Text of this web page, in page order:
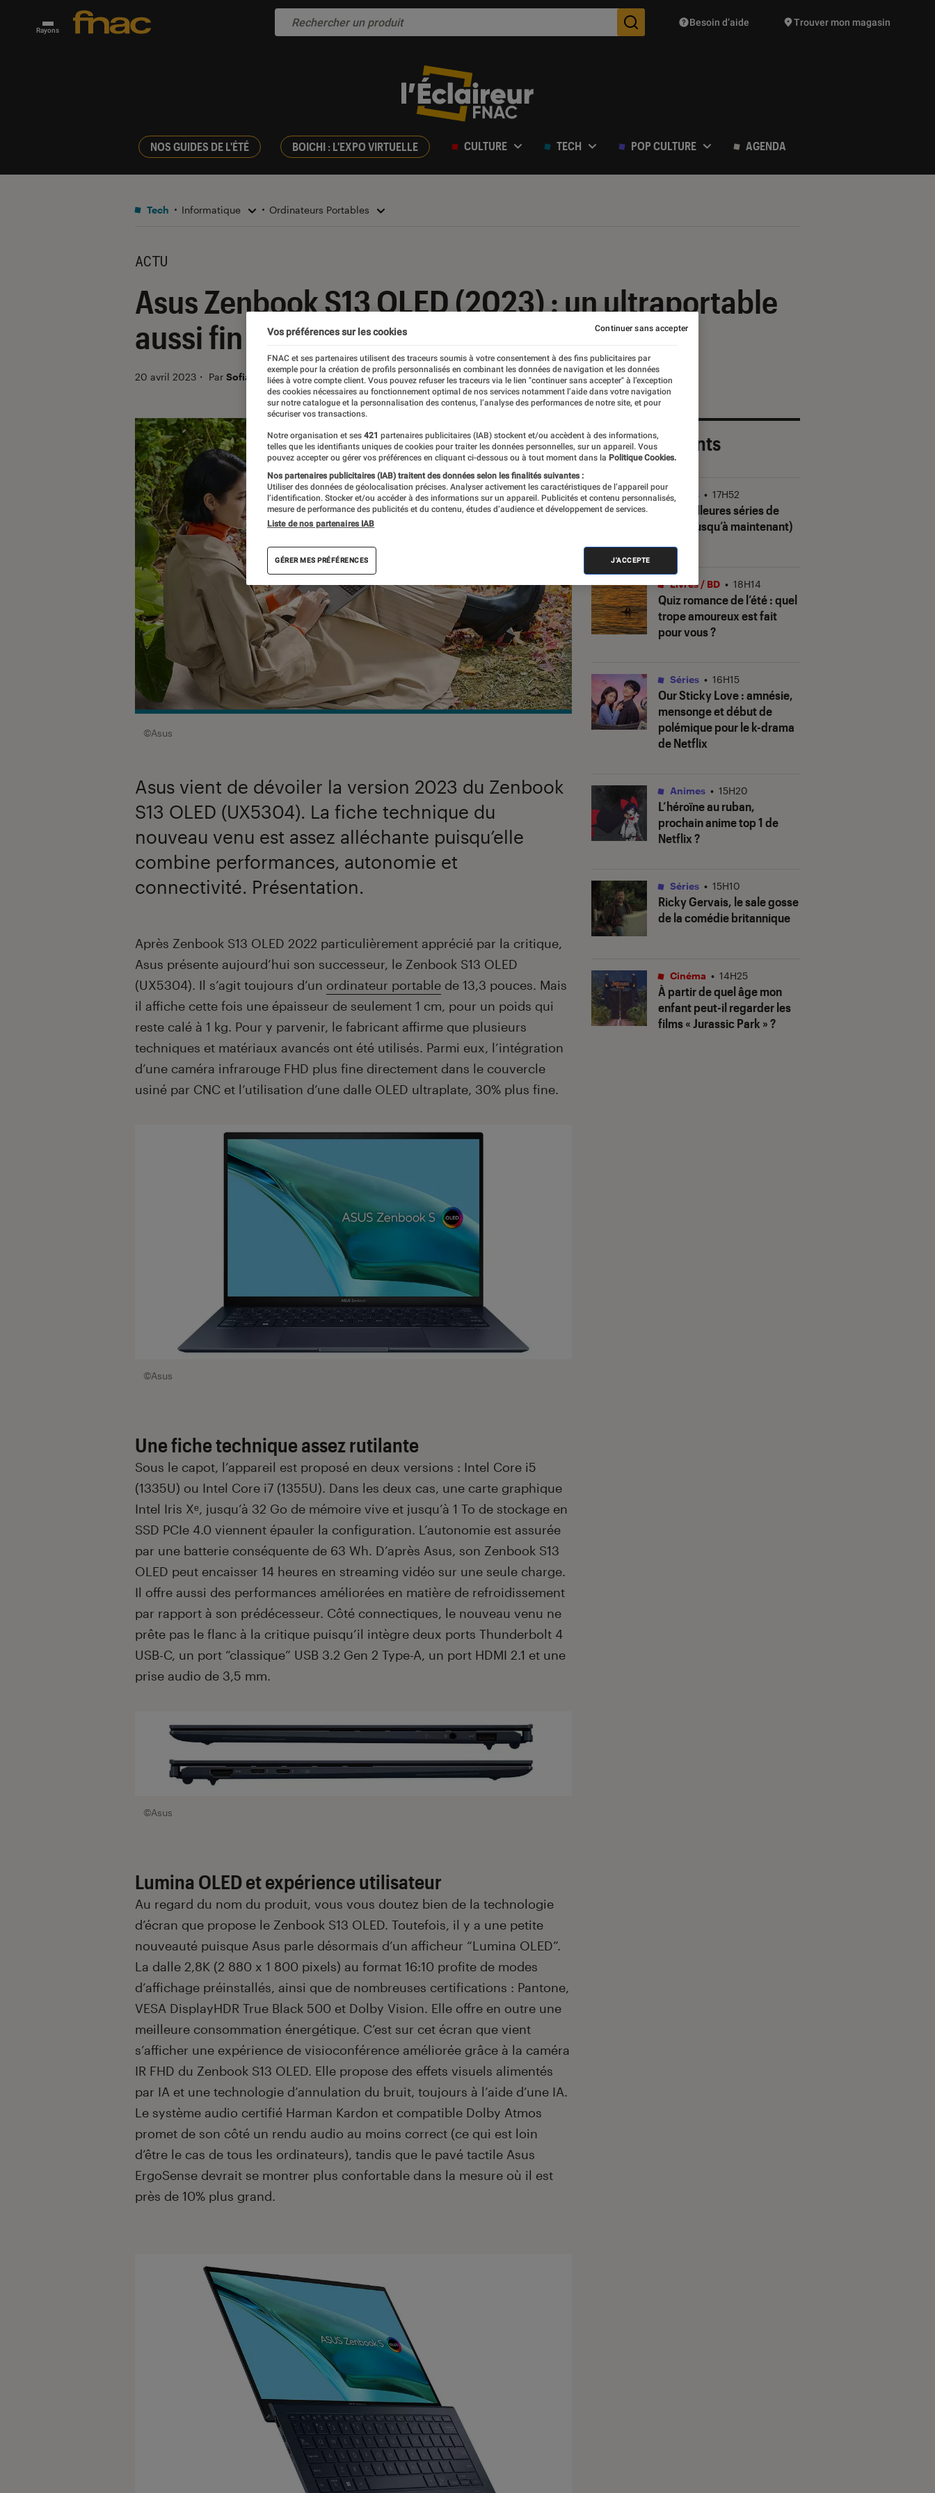
Rayons Des suggestions de produits vont vous être proposées
Besoin d’aide Trouver mon magasin
NOS GUIDES DE L'ÉTÉ BOICHI : L'EXPO VIRTUELLE CULTURE TECH POP CULTURE AGENDA
Tech Informatique Ordinateurs Portables
ACTU
Asus Zenbook S13 OLED (2023) : un ultraportable
aussi fin que prometteur
20 avril 2023 ・ Par Sofian Nouira
©Asus
Asus vient de dévoiler la version 2023 du Zenbook
S13 OLED (UX5304). La fiche technique du
nouveau venu est assez alléchante puisqu’elle
combine performances, autonomie et
connectivité. Présentation.
Introduction
Après Zenbook S13 OLED 2022 particulièrement apprécié par la critique,
Asus présente aujourd’hui son successeur, le Zenbook S13 OLED
(UX5304). Il s’agit toujours d’un ordinateur portable de 13,3 pouces. Mais
il affiche cette fois une épaisseur de seulement 1 cm, pour un poids qui
reste calé à 1 kg. Pour y parvenir, le fabricant affirme que plusieurs
techniques et matériaux avancés ont été utilisés. Parmi eux, l’intégration
d’une caméra infrarouge FHD plus fine directement dans le couvercle
usiné par CNC et l’utilisation d’une dalle OLED ultraplate, 30% plus fine.
©Asus
Une fiche technique assez rutilante
Sous le capot, l’appareil est proposé en deux versions : Intel Core i5
(1335U) ou Intel Core i7 (1355U). Dans les deux cas, une carte graphique
Intel Iris Xᵉ, jusqu’à 32 Go de mémoire vive et jusqu’à 1 To de stockage en
SSD PCIe 4.0 viennent épauler la configuration. L’autonomie est assurée
par une batterie conséquente de 63 Wh. D’après Asus, son Zenbook S13
OLED peut encaisser 14 heures en streaming vidéo sur une seule charge.
Il offre aussi des performances améliorées en matière de refroidissement
par rapport à son prédécesseur. Côté connectiques, le nouveau venu ne
prête pas le flanc à la critique puisqu’il intègre deux ports Thunderbolt 4
USB-C, un port “classique” USB 3.2 Gen 2 Type-A, un port HDMI 2.1 et une
prise audio de 3,5 mm.
©Asus
Lumina OLED et expérience utilisateur
Au regard du nom du produit, vous vous doutez bien de la technologie
d’écran que propose le Zenbook S13 OLED. Toutefois, il y a une petite
nouveauté puisque Asus parle désormais d’un afficheur “Lumina OLED”.
La dalle 2,8K (2 880 x 1 800 pixels) au format 16:10 profite de modes
d’affichage préinstallés, ainsi que de nombreuses certifications : Pantone,
VESA DisplayHDR True Black 500 et Dolby Vision. Elle offre en outre une
meilleure consommation énergétique. C’est sur cet écran que vient
s’afficher une expérience de visioconférence améliorée grâce à la caméra
IR FHD du Zenbook S13 OLED. Elle propose des effets visuels alimentés
par IA et une technologie d’annulation du bruit, toujours à l’aide d’une IA.
Le système audio certifié Harman Kardon et compatible Dolby Atmos
promet de son côté un rendu audio au moins correct (ce qui est loin
d’être le cas de tous les ordinateurs), tandis que le pavé tactile Asus
ErgoSense devrait se montrer plus confortable dans la mesure où il est
près de 10% plus grand.
Les plus récents
Les meilleures séries de
2026 (jusqu’à maintenant)
Séries • 17H52
Quiz romance de l’été : quel
trope amoureux est fait
pour vous ?
Livres / BD • 18H14
Our Sticky Love: amnésie,
mensonge et début de
polémique pour le k-drama
de Netflix
Séries • 16H15
L’héroïne au ruban,
prochain anime top 1 de
Netflix ?
Animes • 15H20
Ricky Gervais, le sale gosse
de la comédie britannique
Séries • 15H10
À partir de quel âge mon
enfant peut-il regarder les
films « Jurassic Park » ?
Cinéma • 14H25
Vos préférences sur les cookies
FNAC et ses partenaires utilisent des traceurs soumis à votre consentement à des fins publicitaires par
exemple pour la création de profils personnalisés en combinant les données de navigation et les données
liées à votre compte client. Vous pouvez refuser les traceurs via le lien "continuer sans accepter" à l’exception
des cookies nécessaires au fonctionnement optimal de nos services notamment l’aide dans votre navigation
sur notre catalogue et la personnalisation des contenus, l’analyse des performances de notre site, et pour
sécuriser vos transactions.
Notre organisation et ses 421 partenaires publicitaires (IAB) stockent et/ou accèdent à des informations,
telles que les identifiants uniques de cookies pour traiter les données personnelles, sur un appareil. Vous
pouvez accepter ou gérer vos préférences en cliquant ci-dessous ou à tout moment dans la Politique Cookies.
Nos partenaires publicitaires (IAB) traitent des données selon les finalités suivantes :
Utiliser des données de géolocalisation précises. Analyser activement les caractéristiques de l’appareil pour
l’identification. Stocker et/ou accéder à des informations sur un appareil. Publicités et contenu personnalisés,
mesure de performance des publicités et du contenu, études d’audience et développement de services.
Liste de nos partenaires IAB
GÉRER MES PRÉFÉRENCES J'ACCEPTE
Continuer sans accepter